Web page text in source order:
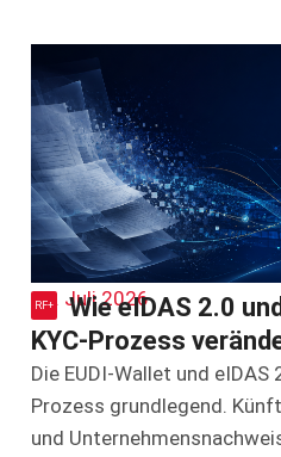
17. Juli 2026
Wie eIDAS 2.0
KYC-Prozess
Die EUDI-Wallet und eIDAS
Prozess grundlegend.
und